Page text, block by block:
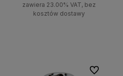
zawiera 23.00% VAT, bez
kosztów dostawy
Do